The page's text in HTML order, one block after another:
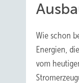
Wie schon
Energien,
vom